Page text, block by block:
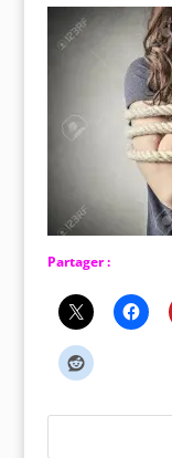
Partager :